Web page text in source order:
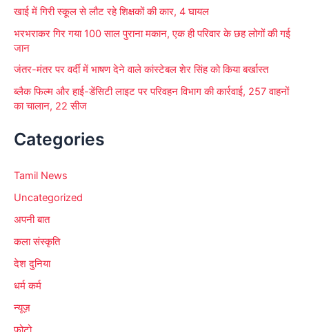
खाई में गिरी स्कूल से लौट रहे शिक्षकों की कार, 4 घायल
भरभराकर गिर गया 100 साल पुराना मकान, एक ही परिवार के छह लोगों की गई
जान
जंतर-मंतर पर वर्दी में भाषण देने वाले कांस्टेबल शेर सिंह को किया बर्खास्त
ब्लैक फिल्म और हाई-डेंसिटी लाइट पर परिवहन विभाग की कार्रवाई, 257 वाहनों
का चालान, 22 सीज
Categories
Tamil News
Uncategorized
अपनी बात
कला संस्कृति
देश दुनिया
धर्म कर्म
न्यूज़